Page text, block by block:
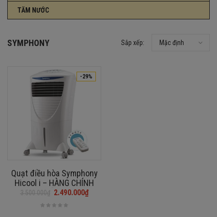
TĂM NƯỚC
SYMPHONY Sắp xếp: Mặc định
-29%
Quạt điều hòa Symphony
Hicool i – HÀNG CHÍNH
HÃNG
3.500.000₫ 2.490.000₫